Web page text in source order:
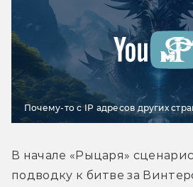
Почему-то с IP адресов других
В начале «Рыцаря»
подводку к битве за